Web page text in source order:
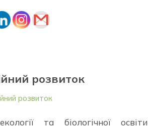
розвиток
розвиток
та біологічної освіти